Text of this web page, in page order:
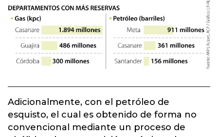
Adicionalmente, con el petróleo de
esquisto, el cual es obtenido de forma no
convencional mediante un proceso de